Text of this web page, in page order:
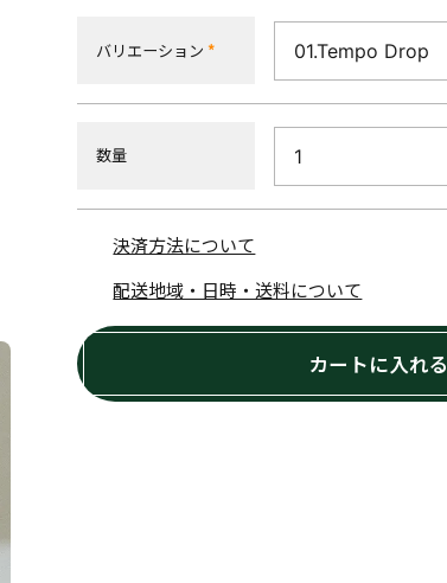
バリエーション *
数量
決済方法について
配送地域・日時・送料について
カートに入れる